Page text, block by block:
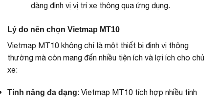
dàng định vị vị trí xe thông qua ứng dụng.
Lý do nên chọn Vietmap MT10
Vietmap MT10 không chỉ là một thiết bị định vị thông
thường mà còn mang đến nhiều tiện ích và lợi ích cho chủ
xe:
Tính năng đa dạng: Vietmap MT10 tích hợp nhiều tính